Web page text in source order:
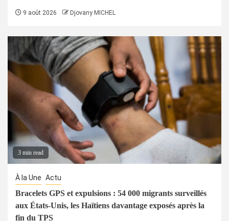
9 août 2026 Djovany MICHEL
3 min read
À la Une Actu
Bracelets GPS et expulsions : 54 000 migrants surveillés
aux États-Unis, les Haïtiens davantage exposés après la
fin du TPS